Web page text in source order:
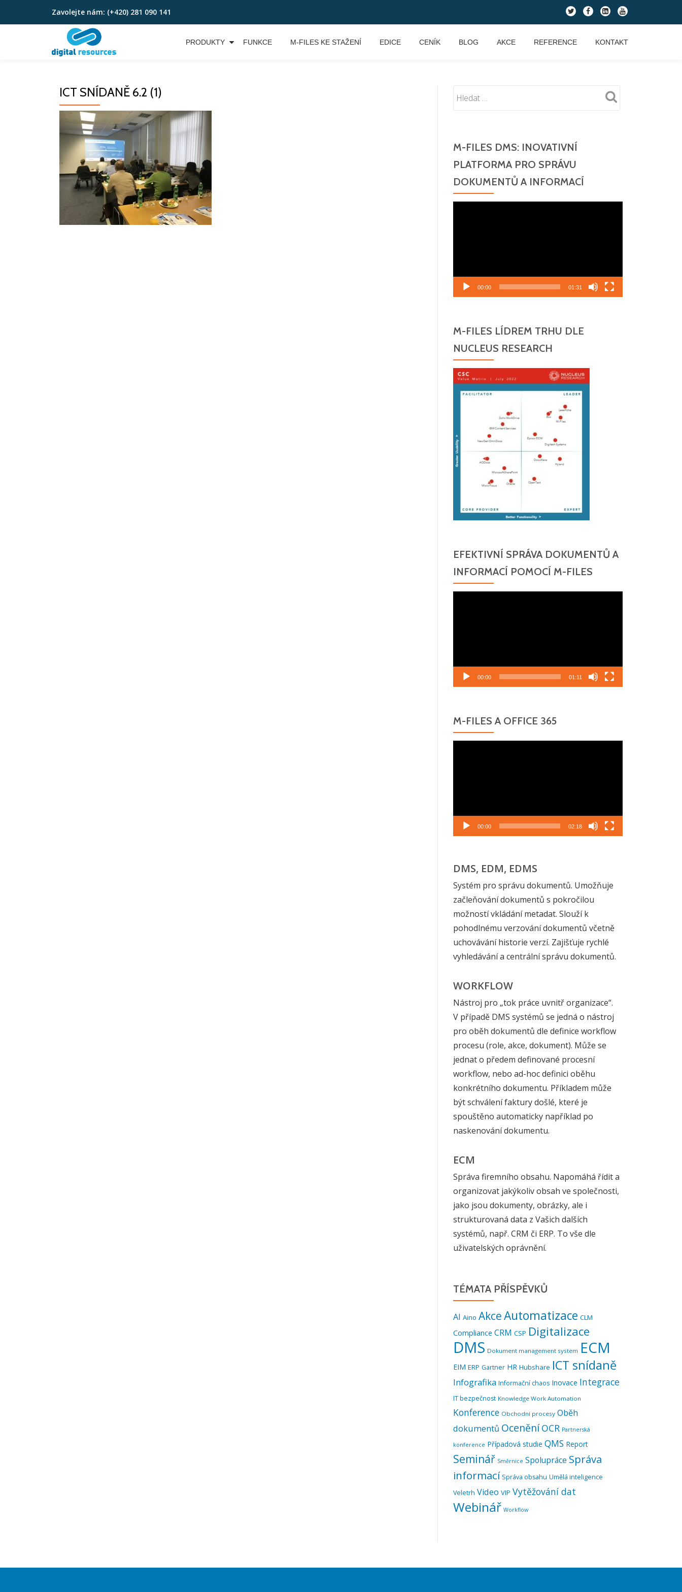
Přeskočit
Zavolejte nám: (+420) 281 090 141
fa-
twitter
fa-
facebook
fa-
linkedin-
square
fa-
youtube
PRODUKTY FUNKCE M-FILES KE STAŽENÍ EDICE CENÍK BLOG AKCE REFERENCE KONTAKT
ICT SNÍDANĚ 6.2 (1)
M-FILES DMS: INOVATIVNÍ
PLATFORMA PRO SPRÁVU
DOKUMENTŮ A INFORMACÍ
00:00 01:31
M-FILES LÍDREM TRHU DLE
NUCLEUS RESEARCH
EFEKTIVNÍ SPRÁVA DOKUMENTŮ A
INFORMACÍ POMOCÍ M-FILES
00:00 01:11
M-FILES A OFFICE 365
00:00 02:18
DMS, EDM, EDMS
Systém pro správu dokumentů. Umožňuje
začleňování dokumentů s pokročilou
možností vkládání metadat. Slouží k
pohodlnému verzování dokumentů včetně
uchovávání historie verzí. Zajišťuje rychlé
vyhledávání a centrální správu dokumentů.
WORKFLOW
Nástroj pro „tok práce uvnitř organizace“.
V případě DMS systémů se jedná o nástroj
pro oběh dokumentů dle definice workflow
procesu (role, akce, dokument). Může se
jednat o předem definované procesní
workflow, nebo ad-hoc definici oběhu
konkrétního dokumentu. Příkladem může
být schválení faktury došlé, které je
spouštěno automaticky například po
naskenování dokumentu.
ECM
Správa firemního obsahu. Napomáhá řídit a
organizovat jakýkoliv obsah ve společnosti,
jako jsou dokumenty, obrázky, ale i
strukturovaná data z Vašich dalších
systémů, např. CRM či ERP. To vše dle
uživatelských oprávnění.
TÉMATA PŘÍSPĚVKŮ
AI Aino AkceAutomatizace CLM
Compliance CRM CSP Digitalizace
DMS Dokument management system ECM
EIM ERP Gartner HR Hubshare ICT snídaně
Infografika Informační chaos Inovace Integrace
IT bezpečnost Knowledge Work Automation
Konference Obchodní procesy Oběh
dokumentů Ocenění OCR Partnerská
konference Případová studie QMS Report
Seminář Směrnice Spolupráce Správa
informací Správa obsahu Umělá inteligence
Veletrh Video VIP Vytěžování dat
Webinář Workflow